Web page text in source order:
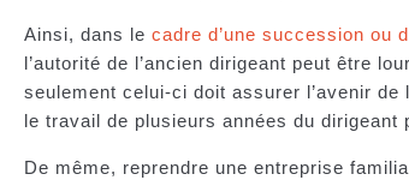
Ainsi, dans le cadre d’une succession ou
l’autorité de l’ancien dirigeant peut être
seulement celui-ci doit assurer l’avenir
le travail de plusieurs années du dirigeant
De même, reprendre une entreprise